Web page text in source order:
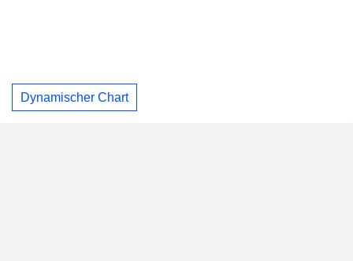
Dynamischer Chart